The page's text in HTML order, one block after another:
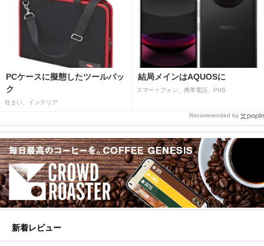
PCケースに擬態したツールバッ
ク
住まい、インテリア
結局メインはAQUOSに
スマートフォン、携帯電話、PHS
Recommended by
新着レビュー